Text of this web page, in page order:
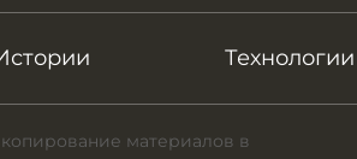
Технологии
материалов в